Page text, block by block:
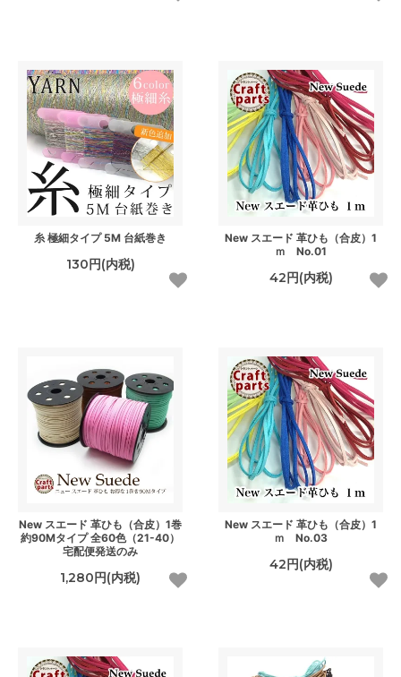
糸 極細タイプ 5M 台紙巻き
130円(内税)
New スエード 革ひも（合皮）1
ｍ No.01
42円(内税)
New スエード 革ひも（合皮）1巻
約90Mタイプ 全60色（21-40）
宅配便発送のみ
1,280円(内税)
New スエード 革ひも（合皮）1
ｍ No.03
42円(内税)